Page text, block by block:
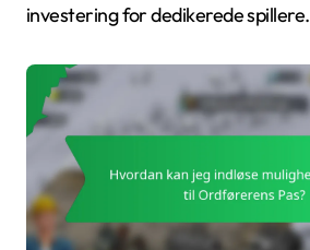
investering for dedikerede spillere.